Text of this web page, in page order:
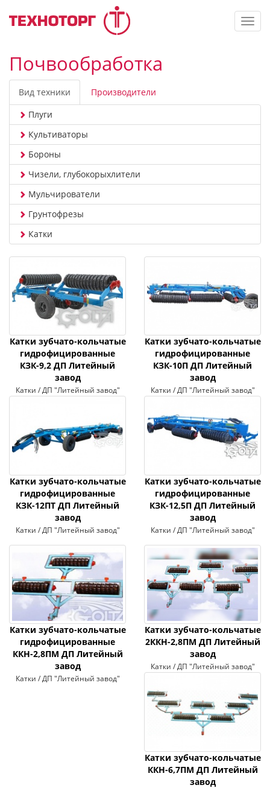
Почвообработка
Вид техники
Производители
Плуги
Культиваторы
Бороны
Чизели, глубокорыхлители
Мульчирователи
Грунтофрезы
Катки
Катки зубчато-кольчатые
гидрофицированные
КЗК-9,2 ДП Литейный
завод
Катки / ДП "Литейный завод"
Катки зубчато-кольчатые
гидрофицированные
КЗК-10П ДП Литейный
завод
Катки / ДП "Литейный завод"
Катки зубчато-кольчатые
гидрофицированные
КЗК-12ПТ ДП Литейный
завод
Катки / ДП "Литейный завод"
Катки зубчато-кольчатые
гидрофицированные
КЗК-12,5П ДП Литейный
завод
Катки / ДП "Литейный завод"
Катки зубчато-кольчатые
гидрофицированные
ККН-2,8ПМ ДП Литейный
завод
Катки / ДП "Литейный завод"
Катки зубчато-кольчатые
2ККН-2,8ПМ ДП Литейный
завод
Катки / ДП "Литейный завод"
Катки зубчато-кольчатые
ККН-6,7ПМ ДП Литейный
завод